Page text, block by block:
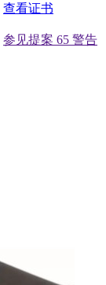
查看证书
参见提案 65 警告